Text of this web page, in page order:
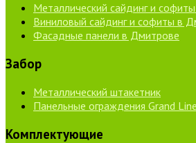
Металлический сайдинг и
Виниловый сайдинг и софиты в
Фасадные панели в Дмитрове
Забор
Металлический штакетник
Панельные ограждения Grand
Комплектующие